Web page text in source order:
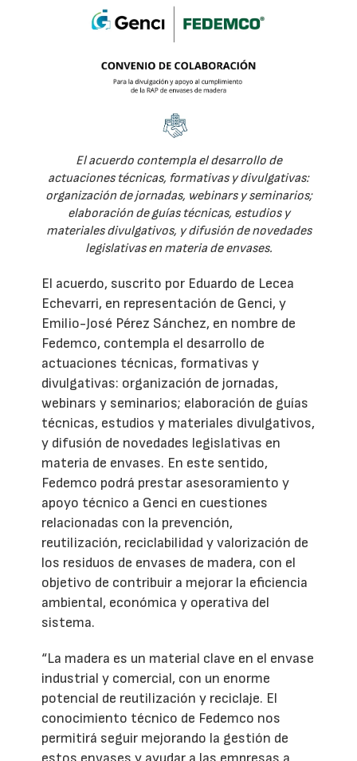
El acuerdo contempla el desarrollo de
actuaciones técnicas, formativas y divulgativas:
organización de jornadas, webinars y seminarios;
elaboración de guías técnicas, estudios y
materiales divulgativos, y difusión de novedades
legislativas en materia de envases.
El acuerdo, suscrito por Eduardo de Lecea
Echevarri, en representación de Genci, y
Emilio-José Pérez Sánchez, en nombre de
Fedemco, contempla el desarrollo de
actuaciones técnicas, formativas y
divulgativas: organización de jornadas,
webinars y seminarios; elaboración de guías
técnicas, estudios y materiales divulgativos,
y difusión de novedades legislativas en
materia de envases. En este sentido,
Fedemco podrá prestar asesoramiento y
apoyo técnico a Genci en cuestiones
relacionadas con la prevención,
reutilización, reciclabilidad y valorización de
los residuos de envases de madera, con el
objetivo de contribuir a mejorar la eficiencia
ambiental, económica y operativa del
sistema.
“La madera es un material clave en el envase
industrial y comercial, con un enorme
potencial de reutilización y reciclaje. El
conocimiento técnico de Fedemco nos
permitirá seguir mejorando la gestión de